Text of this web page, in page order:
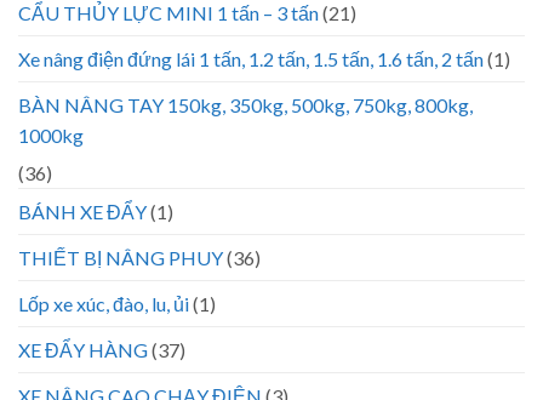
CẨU THỦY LỰC MINI 1 tấn – 3 tấn(21)
Xe nâng điện đứng lái 1 tấn, 1.2 tấn, 1.5 tấn, 1.6 tấn, 2 tấn(1)
BÀN NÂNG TAY 150kg, 350kg, 500kg, 750kg, 800kg,
1000kg
(36)
BÁNH XE ĐẨY(1)
THIẾT BỊ NÂNG PHUY(36)
Lốp xe xúc, đào, lu, ủi(1)
XE ĐẨY HÀNG(37)